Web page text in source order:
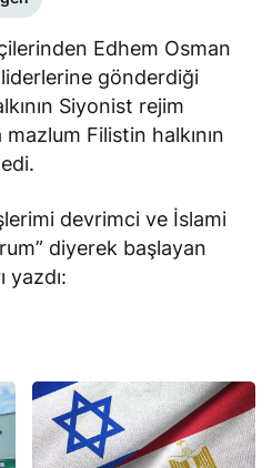
Edhem Osman
gönderdiği
Siyonist rejim
mazlum Filistin halkının
devrimci ve İslami
diyerek başlayan
yazdı: